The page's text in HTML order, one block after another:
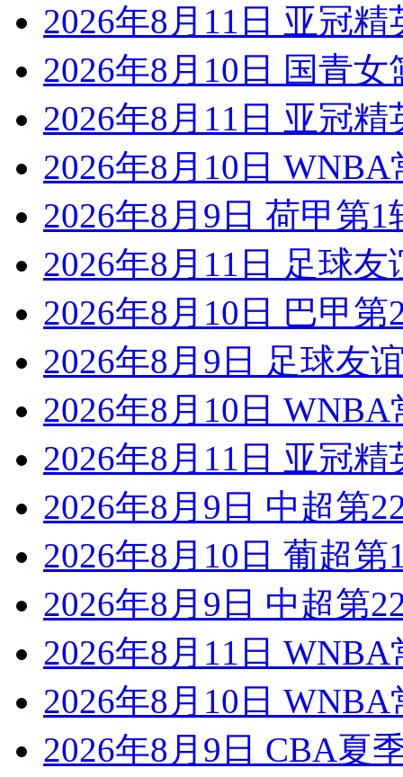
2026年8月11日 亚冠
2026年8月10日 国青
2026年8月11日 亚冠
2026年8月10日
2026年8月9日 荷甲第
2026年8月11日 足球
2026年8月10日 巴甲
2026年8月9日 足球友
2026年8月10日
2026年8月11日 亚冠
2026年8月9日 中超第
2026年8月10日 葡超
2026年8月9日 中超第
2026年8月11日
2026年8月10日
2026年8月9日 CBA夏